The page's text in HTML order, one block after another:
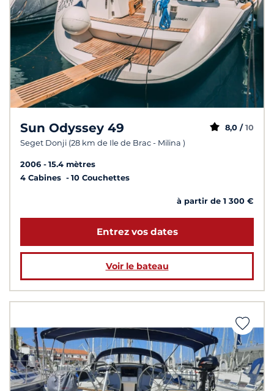
Sun Odyssey 49
Seget Donji (28 km de Ile de Brac - Milina )
8,0 / 10
2006
15.4 mètres
4 Cabines
10 Couchettes
à partir de 1 300 €
Entrez vos dates
Voir le bateau